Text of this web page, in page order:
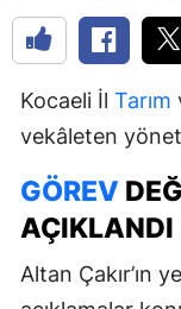
Kocaeli İl Tarım
vekâleten
GÖREV
AÇIKLANDI
Altan Çakır’ın